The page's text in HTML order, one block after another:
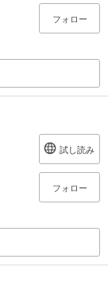
フォロー
試し読み
フォロー